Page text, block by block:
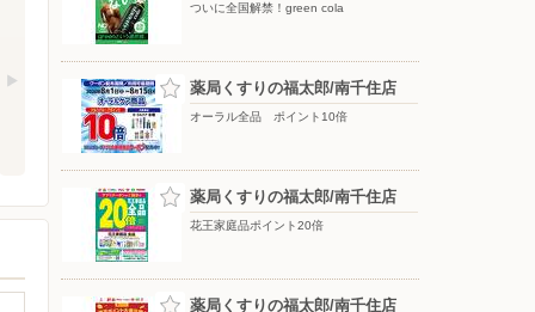
ついに全国解禁！green cola
薬局くすりの福太郎/南千住店
オーラル全品 ポイント10倍
薬局くすりの福太郎/南千住店
花王家庭品ポイント20倍
薬局くすりの福太郎/南千住店